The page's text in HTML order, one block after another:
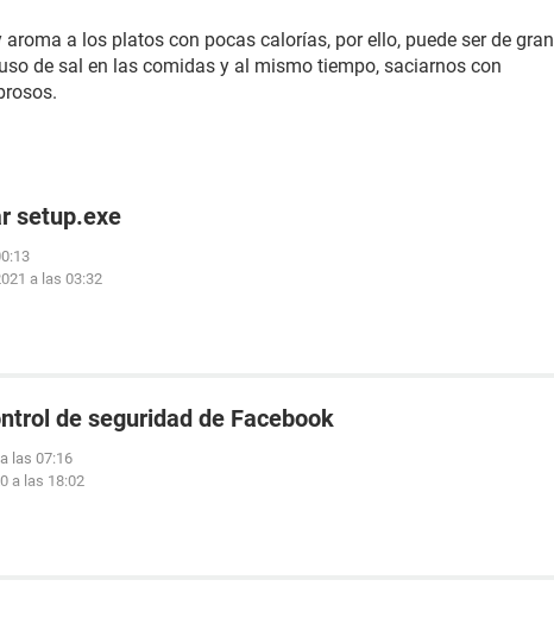
a los platos con pocas calorías, por ello, puede ser de gran
de sal en las comidas y al mismo tiempo, saciarnos con
setup.exe
a las 03:32
de seguridad de Facebook
las 07:16
a las 18:02